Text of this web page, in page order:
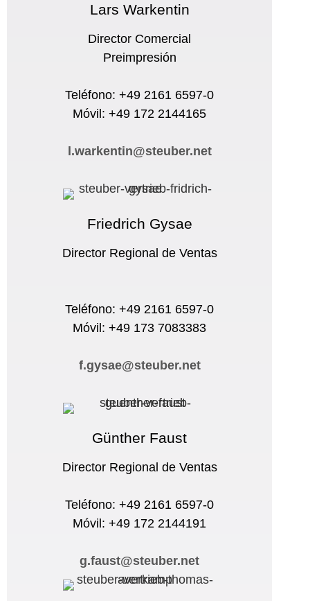
Lars Warkentin
Director Comercial
Preimpresión
Teléfono: +49 2161 6597-0
Móvil: +49 172 2144165
l.warkentin@steuber.net
Friedrich Gysae
Director Regional de Ventas
Teléfono: +49 2161 6597-0
Móvil: +49 173 7083383
f.gysae@steuber.net
Günther Faust
Director Regional de Ventas
Teléfono: +49 2161 6597-0
Móvil: +49 172 2144191
g.faust@steuber.net